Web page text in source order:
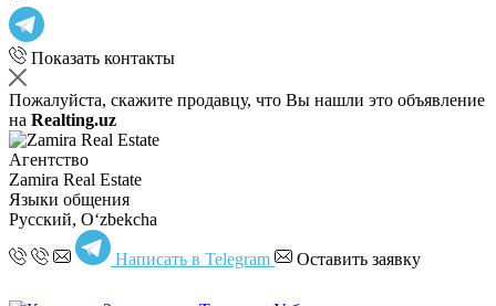
Показать контакты
Пожалуйста, скажите продавцу, что Вы нашли это объявление
на Realting.uz
Агентство
Zamira Real Estate
Языки общения
Русский, Oʻzbekcha
Написать в Telegram Оставить заявку